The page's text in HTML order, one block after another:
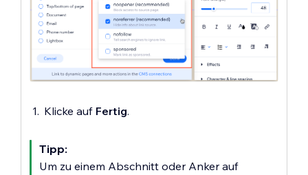
Klicke auf Fertig.
Tipp:
Um zu einem Abschnitt oder Anker auf